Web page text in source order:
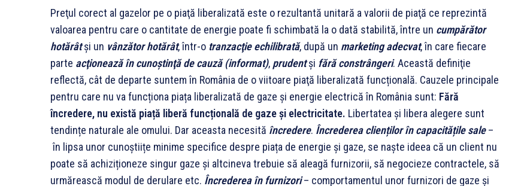
Preţul corect al gazelor pe o piaţă liberalizată este o rezultantă unitară a valorii de piaţă ce reprezintă
valoarea pentru care o cantitate de energie poate fi schimbată la o dată stabilită, între un cumpărător
hotărâtşi un vânzător hotărât, într-o tranzacţie echilibrată, după un marketing adecvat, în care fiecare
parte acţionează în cunoştinţă de cauză (informat), prudentşi fără constrângeri. Această definiţie
reflectă, cât de departe suntem în România de o viitoare piaţă liberalizată funcțională. Cauzele principale
pentru care nu va funcționa piața liberalizată de gaze și energie electrică în România sunt: Fără
încredere, nu există piață liberă funcțională de gaze și electricitate. Libertatea și libera alegere sunt
tendințe naturale ale omului. Dar aceasta necesită încredere. Încrederea clienților în capacitățile sale–
în lipsa unor cunoștiițe minime specifice despre piața de energie și gaze, se naște ideea că un client nu
poate să achiziționeze singur gaze și altcineva trebuie să aleagă furnizorii, să negocieze contractele, să
urmărească modul de derulare etc. Încrederea în furnizori– comportamentul unor furnizori de gaze și